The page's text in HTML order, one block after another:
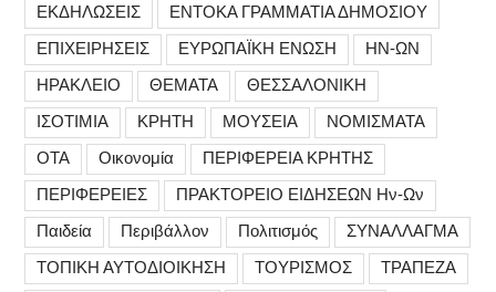
ΕΚΔΗΛΩΣΕΙΣ
ΕΝΤΟΚΑ ΓΡΑΜΜΑΤΙΑ ΔΗΜΟΣΙΟΥ
ΕΠΙΧΕΙΡΗΣΕΙΣ
ΕΥΡΩΠΑΪΚΗ ΕΝΩΣΗ
ΗΝ-ΩΝ
ΗΡΑΚΛΕΙΟ
ΘΕΜΑΤΑ
ΘΕΣΣΑΛΟΝΙΚΗ
ΙΣΟΤΙΜΙΑ
ΚΡΗΤΗ ΜΟΥΣΕΙΑ
ΝΟΜΙΣΜΑΤΑ
ΟΤΑ
Οικονομία
ΠΕΡΙΦΕΡΕΙΑ ΚΡΗΤΗΣ
ΠΕΡΙΦΕΡΕΙΕΣ
ΠΡΑΚΤΟΡΕΙΟ ΕΙΔΗΣΕΩΝ Ην-Ων
Παιδεία
Περιβάλλον Πολιτισμός
ΣΥΝΑΛΛΑΓΜΑ
ΤΟΠΙΚΗ ΑΥΤΟΔΙΟΙΚΗΣΗ
ΤΟΥΡΙΣΜΟΣ
ΤΡΑΠΕΖΑ